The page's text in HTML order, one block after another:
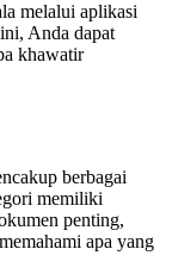
melalui aplikasi
Anda dapat
khawatir
berbagai
memiliki
penting,
apa yang